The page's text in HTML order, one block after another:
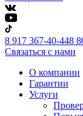
8 917 367-40-448
Связаться с нами
О компании
Гарантии
Услуги